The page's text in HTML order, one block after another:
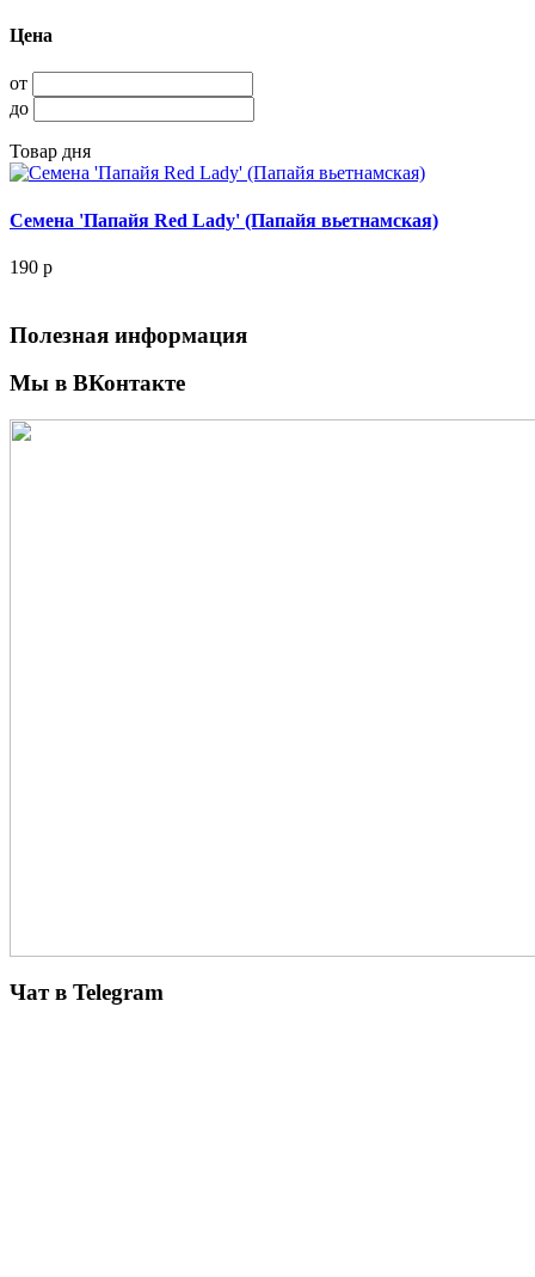
Цена
от
до
Товар дня
Семена 'Папайя Red Lady' (Папайя вьетнамская)
190 p
Полезная информация
Мы в ВКонтакте
Чат в Telegram